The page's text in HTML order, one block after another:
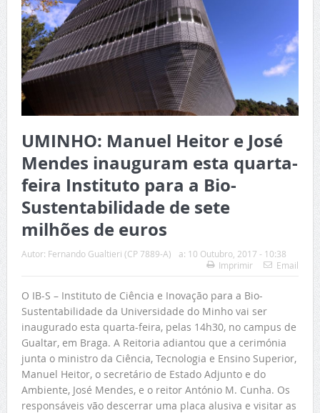
UMINHO: Manuel Heitor e José
Mendes inauguram esta quarta-
feira Instituto para a Bio-
Sustentabilidade de sete
milhões de euros
Autor: Fernando Gualtieri (CP 7889-A) a: 10 Outubro, 2017 - 10:38
Imprimir
Email
O IB-S – Instituto de Ciência e Inovação para a Bio-
Sustentabilidade da Universidade do Minho vai ser
inaugurado esta quarta-feira, pelas 14h30, no campus de
Gualtar, em Braga. A Reitoria adiantou que a cerimónia
junta o ministro da Ciência, Tecnologia e Ensino Superior,
Manuel Heitor, o secretário de Estado Adjunto e do
Ambiente, José Mendes, e o reitor António M. Cunha. Os
responsáveis vão descerrar uma placa alusiva e visitar as